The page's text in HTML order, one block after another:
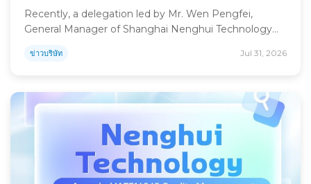
Exchanges on Computing Power “Energy
Island” Project with Djibouti Government
Recently, a delegation led by Mr. Wen Pengfei,
General Manager of Shanghai Nenghui Technology
Code: 301046), together with strategic partners, paid
parties conducted in-depth discussions on the
construction of a computing center-supported
“Energy Island” project in Djibouti. The project […]
ข่าวบริษัท Jul 31, 2026